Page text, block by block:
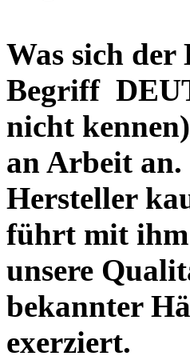
Was sich
Begriff
nicht
an Arbeit
Hersteller
führt mit ihm
unsere
bekannter
exerziert.